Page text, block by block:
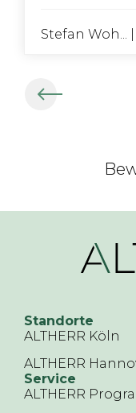
Stefan Woh...
Standorte
ALTHERR Köln
ALTHERR
Service
ALTHERR